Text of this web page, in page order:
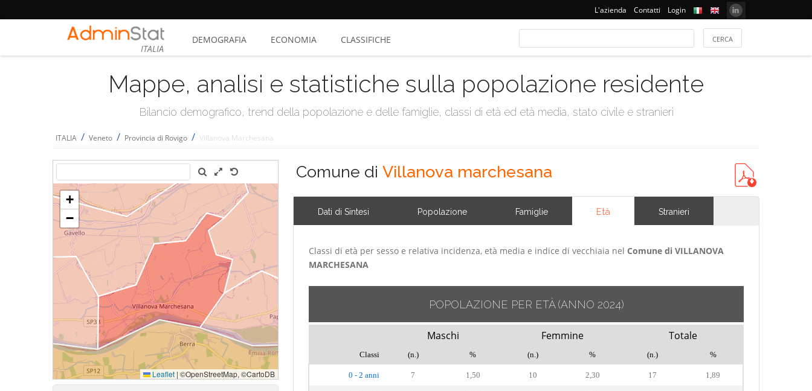
L'azienda Contatti Login
ITALIA
DEMOGRAFIA ECONOMIA CLASSIFICHE
Mappe, analisi e statistiche sulla popolazione residente
Bilancio demografico, trend della popolazione e delle famiglie, classi di età ed età media, stato civile e stranieri
ITALIA / Veneto / Provincia di Rovigo / Villanova Marchesana
Comune di Villanova marchesana
Dati di Sintesi Popolazione Famiglie Età Stranieri
Classi di età per sesso e relativa incidenza, età media e indice di vecchiaia nel Comune di VILLANOVA
MARCHESANA
POPOLAZIONE PER ETÀ (ANNO 2024)
Maschi Femmine Totale
Classi (n.) % (n.) % (n.) %
0 - 2 anni 7 1,50 10 2,30 17 1,89